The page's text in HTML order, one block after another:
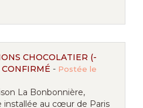
CHOCOLATIER (-
- Postée le
La Bonbonnière,
installée au cœur de Paris